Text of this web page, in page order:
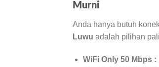
Murni
Anda hanya butuh
Luwu adalah pilihan
WiFi Only 50 Mbps :